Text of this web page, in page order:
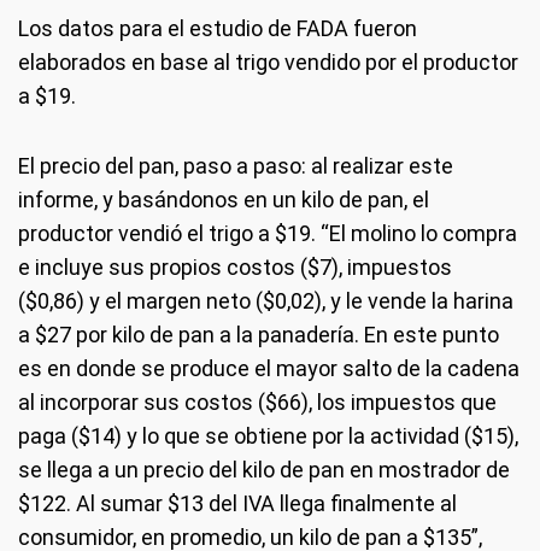
Los datos para el estudio de FADA fueron
elaborados en base al trigo vendido por el productor
a $19.
El precio del pan, paso a paso: al realizar este
informe, y basándonos en un kilo de pan, el
productor vendió el trigo a $19. “El molino lo compra
e incluye sus propios costos ($7), impuestos
($0,86) y el margen neto ($0,02), y le vende la harina
a $27 por kilo de pan a la panadería. En este punto
es en donde se produce el mayor salto de la cadena
al incorporar sus costos ($66), los impuestos que
paga ($14) y lo que se obtiene por la actividad ($15),
se llega a un precio del kilo de pan en mostrador de
$122. Al sumar $13 del IVA llega finalmente al
consumidor, en promedio, un kilo de pan a $135”,